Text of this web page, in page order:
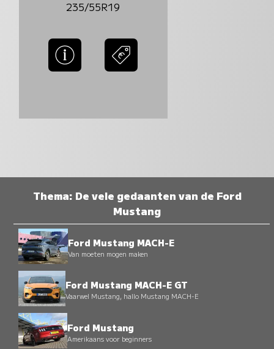
235/55R19
Thema: De vele gedaanten van de Ford
Mustang
Ford Mustang MACH-E
Van moeten mogen maken
Ford Mustang MACH-E GT
Vaarwel Mustang, hallo Mustang MACH-E
Ford Mustang
Amerikaans voor beginners